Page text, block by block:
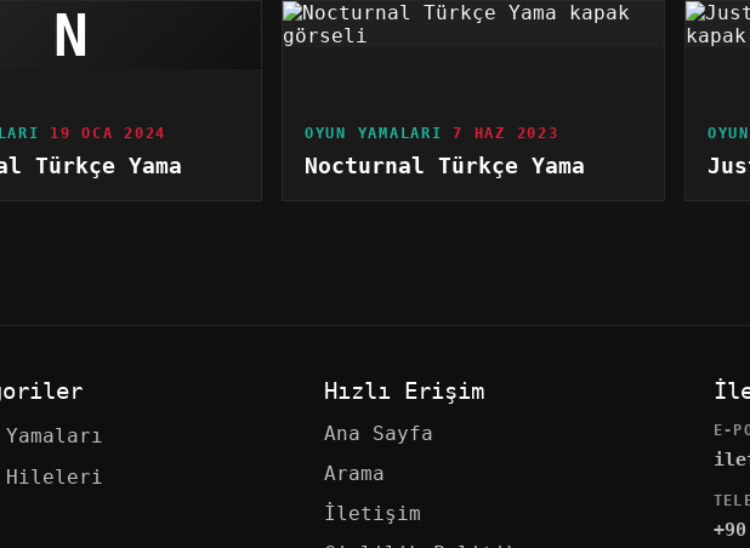
N
19 OCA 2024
Türkçe Yama
OYUN YAMALARI 7 HAZ 2023
Nocturnal Türkçe Yama
Hileleri
Hızlı Erişim
Ana Sayfa
Arama
İletişim
E-